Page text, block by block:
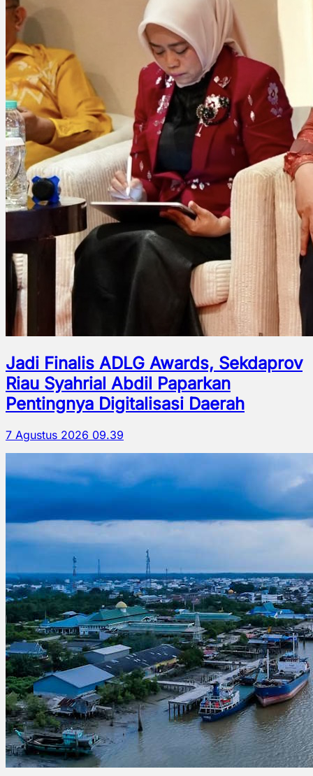
Jadi Finalis ADLG Awards, Sekdaprov
Riau Syahrial Abdil Paparkan
Pentingnya Digitalisasi Daerah
7 Agustus 2026 09.39